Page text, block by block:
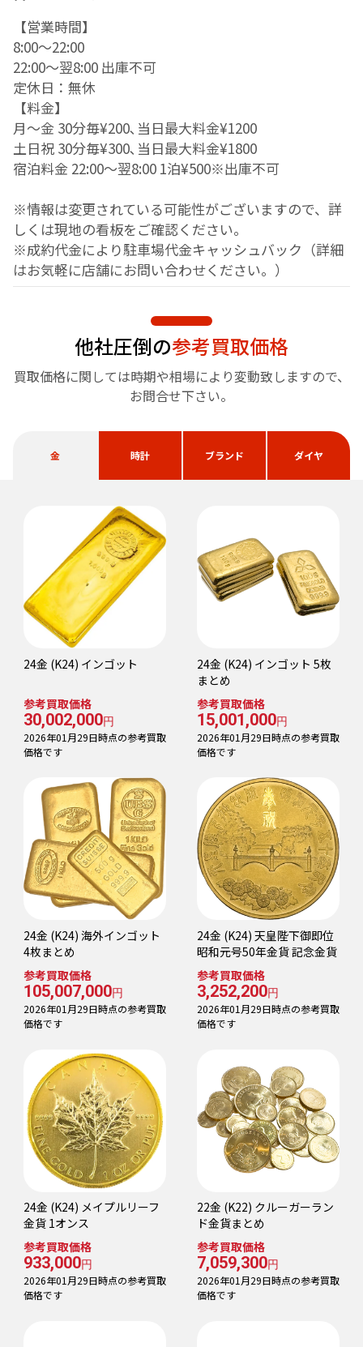
【営業時間】
8:00〜22:00
22:00〜翌8:00 出庫不可
定休日：無休
【料金】
月～金 30分毎¥200､当日最大料金¥1200
土日祝 30分毎¥300､当日最大料金¥1800
宿泊料金 22:00～翌8:00 1泊¥500※出庫不可
※情報は変更されている可能性がございますので、詳
しくは現地の看板をご確認ください。
※成約代金により駐車場代金キャッシュバック（詳細
はお気軽に店舗にお問い合わせください。）
他社圧倒の参考買取価格
買取価格に関しては時期や相場により変動致しますので、
お問合せ下さい。
金 時計 ブランド ダイヤ
24金 (K24) インゴット
参考買取価格
30,002,000円
2026年01月29日時点の参考買取
価格です
24金 (K24) インゴット 5枚
まとめ
参考買取価格
15,001,000円
2026年01月29日時点の参考買取
価格です
24金 (K24) 海外インゴット
4枚まとめ
参考買取価格
105,007,000円
2026年01月29日時点の参考買取
価格です
24金 (K24) 天皇陛下御即位
昭和元号50年金貨 記念金貨
参考買取価格
3,252,200円
2026年01月29日時点の参考買取
価格です
24金 (K24) メイプルリーフ
金貨 1オンス
参考買取価格
933,000円
2026年01月29日時点の参考買取
価格です
22金 (K22) クルーガーラン
ド金貨まとめ
参考買取価格
7,059,300円
2026年01月29日時点の参考買取
価格です